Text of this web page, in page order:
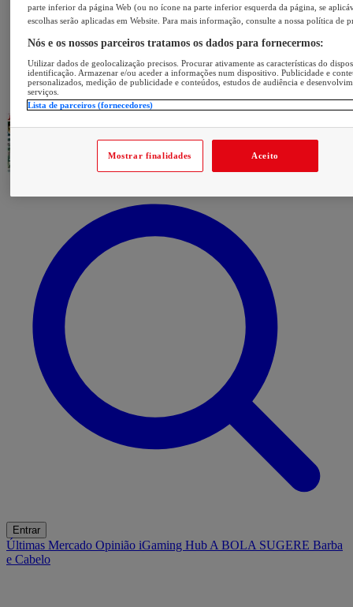
Entrar
Últimas Mercado Opinião iGaming Hub A BOLA SUGERE Barba
e Cabelo
parte inferior da página Web (ou no ícone na parte inferior esquerda da página, se
escolhas serão aplicadas em Website. Para mais informação, consulte a nossa política de
Nós e os nossos parceiros tratamos os dados para fornecermos:
Utilizar dados de geolocalização precisos. Procurar ativamente as características do
identificação. Armazenar e/ou aceder a informações num dispositivo. Publicidade e
personalizados, medição de publicidade e conteúdos, estudos de audiência e
serviços.
Lista de parceiros (fornecedores)
Mostrar finalidades Aceito